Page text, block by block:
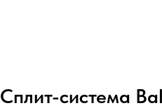
Сплит-система